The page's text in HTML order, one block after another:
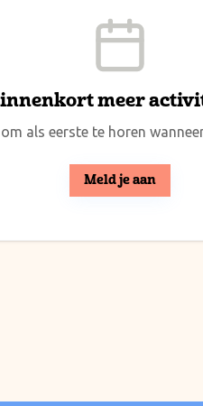
meer
als eerste te horen
Meld je aan